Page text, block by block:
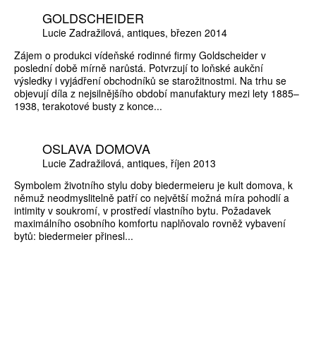
GOLDSCHEIDER
Lucie Zadražilová antiques březen 2014
Zájem o produkci vídeňské rodinné firmy Goldscheider v
poslední době mírně narůstá. Potvrzují to loňské aukční
výsledky i vyjádření obchodníků se starožitnostmi. Na trhu se
objevují díla z nejsilnějšího období manufaktury mezi lety 1885–
1938, terakotové busty z konce...
OSLAVA DOMOVA
Lucie Zadražilová antiques říjen 2013
Symbolem životního stylu doby biedermeieru je kult domova, k
němuž neodmyslitelně patří co největší možná míra pohodlí a
intimity v soukromí, v prostředí vlastního bytu. Požadavek
maximálního osobního komfortu naplňovalo rovněž vybavení
bytů: biedermeier přinesl...